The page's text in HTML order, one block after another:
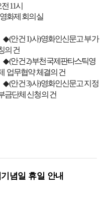
전 11시
화제 회의실
(안건 1)사)영화인신문고 부가
의 건
(안건 2) 부천국제판타스틱영
업무협약 체결의 건
(안건3)사)영화인신문고 지정
금단체 신청의 건
념일 휴일 안내